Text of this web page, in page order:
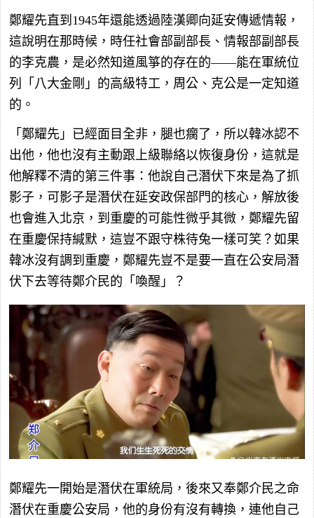
鄭耀先直到1945年還能透過陸漢卿向延安傳遞情報，
這說明在那時候，時任社會部副部長、情報部副部長
的李克農，是必然知道風箏的存在的——能在軍統位
列「八大金剛」的高級特工，周公、克公是一定知道
的。
「鄭耀先」已經面目全非，腿也瘸了，所以韓冰認不
出他，他也沒有主動跟上級聯絡以恢復身份，這就是
他解釋不清的第三件事：他說自己潛伏下來是為了抓
影子，可影子是潛伏在延安政保部門的核心，解放後
也會進入北京，到重慶的可能性微乎其微，鄭耀先留
在重慶保持緘默，這豈不跟守株待兔一樣可笑？如果
韓冰沒有調到重慶，鄭耀先豈不是要一直在公安局潛
伏下去等待鄭介民的「喚醒」？
鄭耀先一開始是潛伏在軍統局，後來又奉鄭介民之命
潛伏在重慶公安局，他的身份有沒有轉換，連他自己